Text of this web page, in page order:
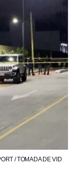
/ TOMADA DE VID